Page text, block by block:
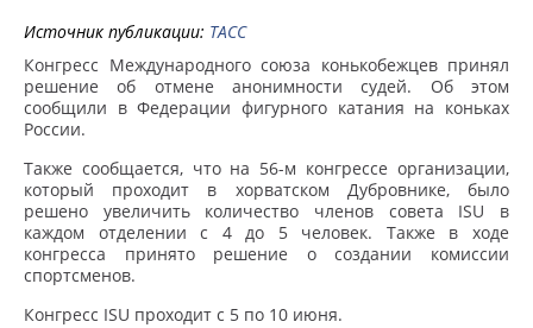
Источник публикации: ТАСС
Конгресс Международного союза конькобежцев принял
решение об отмене анонимности судей. Об этом
сообщили в Федерации фигурного катания на коньках
России.
Также сообщается, что на 56-м конгрессе организации,
который проходит в хорватском Дубровнике, было
решено увеличить количество членов совета ISU в
каждом отделении с 4 до 5 человек. Также в ходе
конгресса принято решение о создании комиссии
спортсменов.
Конгресс ISU проходит с 5 по 10 июня.